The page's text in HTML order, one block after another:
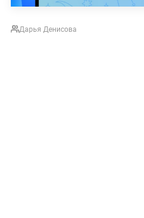
Дарья Денисова